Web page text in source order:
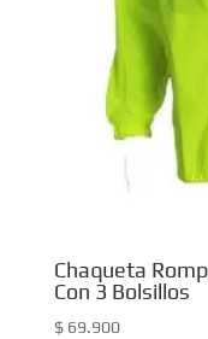
Chaqueta
Con 3 Bolsillos
$69.900